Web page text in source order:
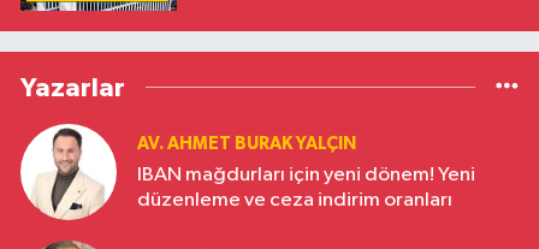
Yazarlar
AV. AHMET BURAK YALÇIN
IBAN mağdurları için yeni dönem! Yeni
düzenleme ve ceza indirim oranları